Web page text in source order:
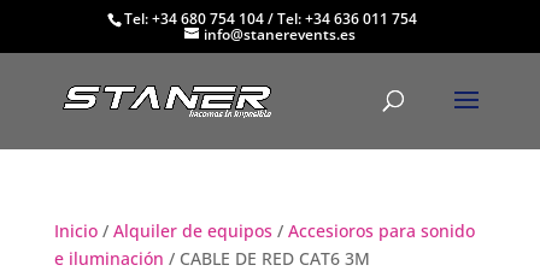
Tel: +34 680 754 104/Tel: +34 636 011 754
info@stanerevents.es
Inicio/ Alquiler de equipos / Accesioros para sonido
e iluminación / CABLE DE RED CAT6 3M